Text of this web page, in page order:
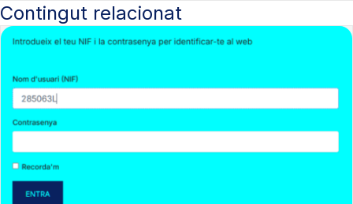
Contingut relacionat